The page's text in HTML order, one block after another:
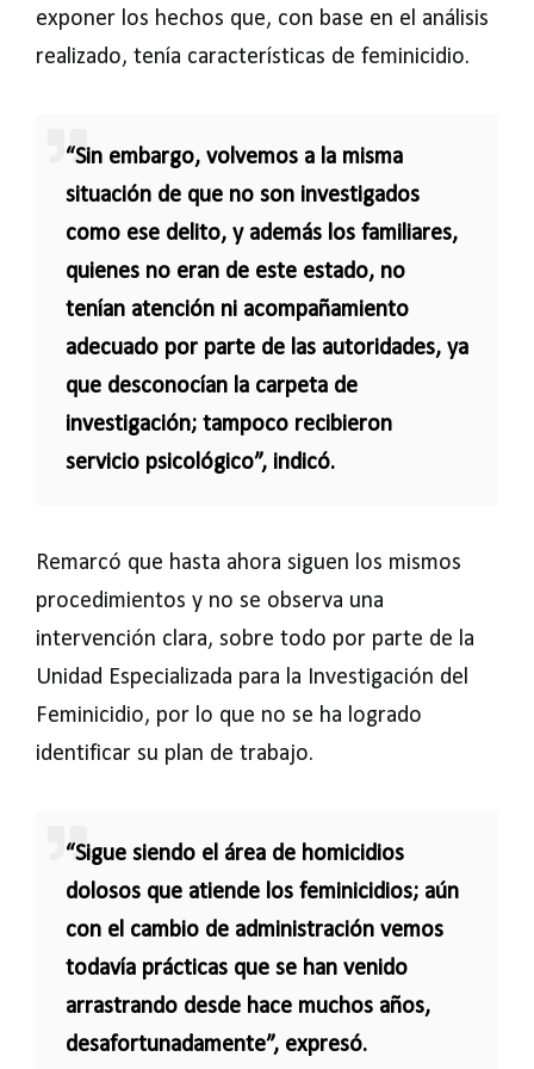
exponer los hechos que, con base en el análisis
realizado, tenía características de feminicidio.
“Sin embargo, volvemos a la misma
situación de que no son investigados
como ese delito, y además los familiares,
quienes no eran de este estado, no
tenían atención ni acompañamiento
adecuado por parte de las autoridades, ya
que desconocían la carpeta de
investigación; tampoco recibieron
servicio psicológico”, indicó.
Remarcó que hasta ahora siguen los mismos
procedimientos y no se observa una
intervención clara, sobre todo por parte de la
Unidad Especializada para la Investigación del
Feminicidio, por lo que no se ha logrado
identificar su plan de trabajo.
“Sigue siendo el área de homicidios
dolosos que atiende los feminicidios; aún
con el cambio de administración vemos
todavía prácticas que se han venido
arrastrando desde hace muchos años,
desafortunadamente”, expresó.